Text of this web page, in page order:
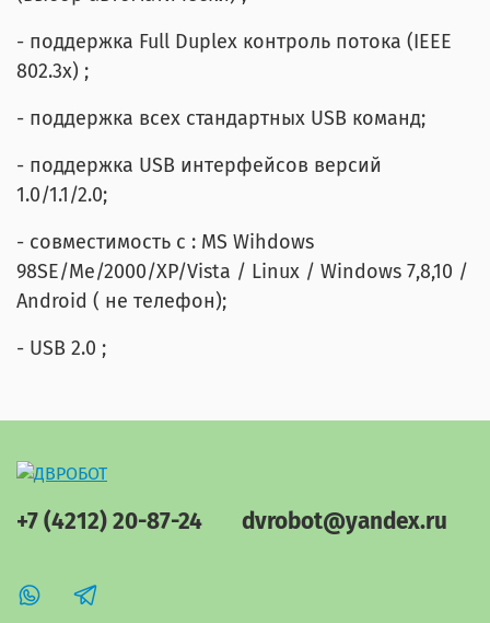
- поддержка Full Duplex контроль потока (IEEE
802.3x) ;
- поддержка всех стандартных USB команд;
- поддержка USB интерфейсов версий
1.0/1.1/2.0;
- совместимость с : MS Wihdows
98SE/Me/2000/XP/Vista / Linux / Windows 7,8,10 /
Android ( не телефон);
- USB 2.0 ;
+7 (4212) 20-87-24 dvrobot@yandex.ru